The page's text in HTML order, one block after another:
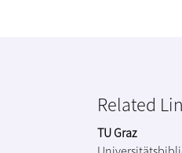
Related
TU Graz